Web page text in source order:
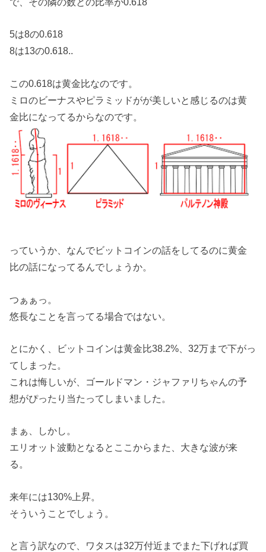
5は8の0.618
8は13の0.618..
この0.618は黄金比なのです。
ミロのビーナスやピラミッドがが美しいと感じるのは黄
金比になってるからなのです。
っていうか、なんでビットコインの話をしてるのに黄金
比の話になってるんでしょうか。
つぁぁっ。
悠長なことを言ってる場合ではない。
とにかく、ビットコインは黄金比38.2%、32万まで下がっ
てしまった。
これは悔しいが、ゴールドマン・ジャファリちゃんの予
想がぴったり当たってしまいました。
まぁ、しかし。
エリオット波動となるとここからまた、大きな波が来
る。
来年には130%上昇。
そういうことでしょう。
と言う訳なので、ワタスは32万付近までまた下げれば買